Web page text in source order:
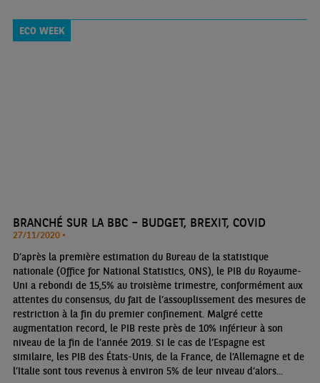
politique économique du Royaume-Uni ?
ECO WEEK
BRANCHÉ SUR LA BBC – BUDGET, BREXIT, COVID
27/11/2020 •
D’après la première estimation du Bureau de la statistique
nationale (Office for National Statistics, ONS), le PIB du Royaume-
Uni a rebondi de 15,5% au troisième trimestre, conformément aux
attentes du consensus, du fait de l’assouplissement des mesures de
restriction à la fin du premier confinement. Malgré cette
augmentation record, le PIB reste près de 10% inférieur à son
niveau de la fin de l’année 2019. Si le cas de l’Espagne est
similaire, les PIB des États-Unis, de la France, de l’Allemagne et de
l’Italie sont tous revenus à environ 5% de leur niveau d’alors...